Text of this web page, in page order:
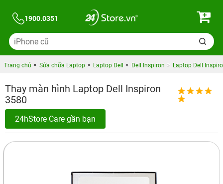
1900.0351
Trang chủ Sửa chữa Laptop Laptop Dell Dell Inspiron Laptop Dell
Thay màn hình Laptop Dell Inspiron
3580
24hStore Care gần bạn